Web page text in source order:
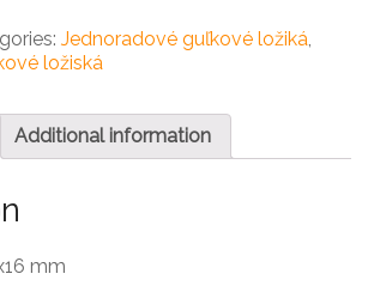
Jednoradové guľkové ložiká,
ložiská
Additional information
mm